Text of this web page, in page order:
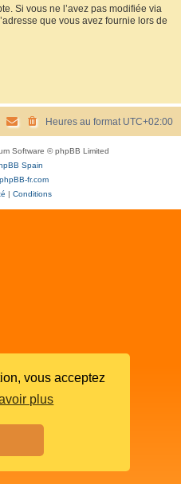
vous acceptez
plus
Si vous ne l’avez pas modifiée via
que vous avez fournie lors de
Heures au format UTC+02:00
Software © phpBB Limited
Spain
phpBB-fr.com
Conditions